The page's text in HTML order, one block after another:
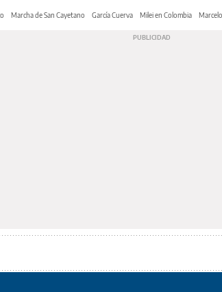
Marcha de San Cayetano García Cuerva Milei en Colombia